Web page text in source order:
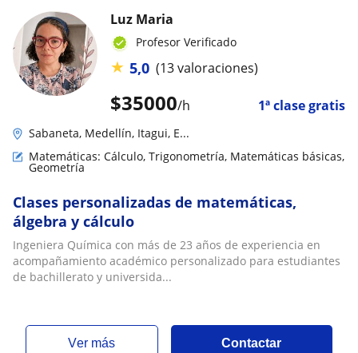
$35000/h 1ª clase gratis
Luz Maria
Profesor Verificado
★ 5,0 (13 valoraciones)
Sabaneta, Medellín, Itagui, E...
Matemáticas: Cálculo, Trigonometría, Matemáticas básicas,
Geometría
Clases personalizadas de matemáticas,
álgebra y cálculo
Ingeniera Química con más de 23 años de experiencia en
acompañamiento académico personalizado para estudiantes
de bachillerato y universida...
ver más Contactar